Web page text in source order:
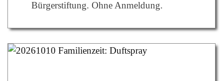
Bürgerstiftung. Ohne Anmeldung.